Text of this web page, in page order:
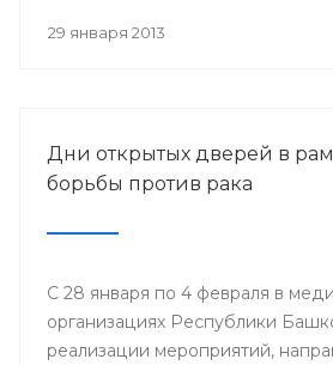
29 января 2013
Дни открытых дверей в
борьбы против рака
С 28 января по 4 февраля в
организациях Республики
реализации мероприятий,